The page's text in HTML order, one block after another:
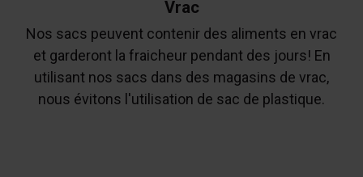
Vrac
Nos sacs peuvent contenir des aliments en vrac
et garderont la fraicheur pendant des jours! En
utilisant nos sacs dans des magasins de vrac,
nous évitons l'utilisation de sac de plastique.